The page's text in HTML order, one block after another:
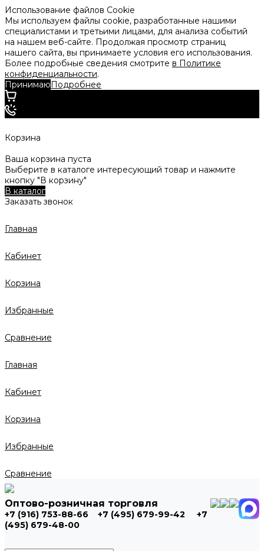
Использование файлов Cookie
Мы используем файлы cookie, разработанные нашими
специалистами и третьими лицами, для анализа событий
на нашем веб-сайте. Продолжая просмотр страниц
нашего сайта, вы принимаете условия его использования.
Более подробные сведения смотрите в Политике
конфиденциальности.
ПринимаюПодробнее
Корзина
Ваша корзина пуста
Выберите в каталоге интересующий товар и нажмите
кнопку "В корзину"
В каталог
Заказать звонок
Главная
Кабинет
Корзина
Избранные
Сравнение
Главная
Кабинет
Корзина
Избранные
Сравнение
Оптово-розничная торговля
+7 (916) 753-88-66 +7 (495) 679-99-42
+7
(495) 679-48-00